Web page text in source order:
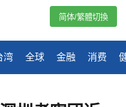
湾 全球 金融 消费
简体/繁體切換